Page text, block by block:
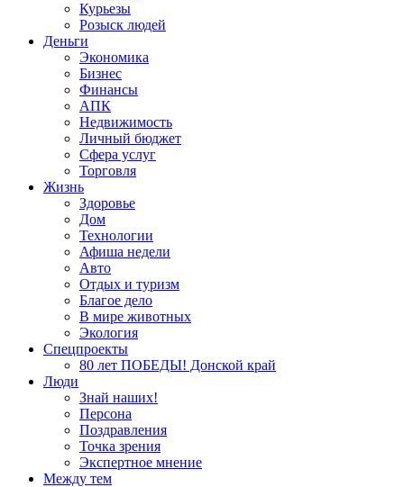
Курьезы
Розыск людей
Деньги
Экономика
Бизнес
Финансы
АПК
Недвижимость
Личный бюджет
Сфера услуг
Торговля
Жизнь
Здоровье
Дом
Технологии
Афиша недели
Авто
Отдых и туризм
Благое дело
В мире животных
Экология
Спецпроекты
80 лет ПОБЕДЫ! Донской край
Люди
Знай наших!
Персона
Поздравления
Точка зрения
Экспертное мнение
Между тем